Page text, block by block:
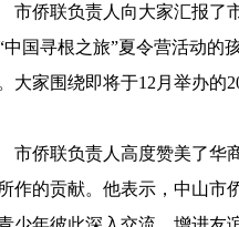
市侨联负责人向大家汇报了
中国寻根之旅”夏令营活动的
大家围绕即将于12月举办的
市侨联负责人高度赞美了华
作的贡献。他表示，中山市